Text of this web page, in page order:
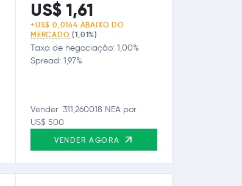
US$ 1,61
+US$ 0,0164 ABAIXO DO
MERCADO (1,01%)
Taxa de negociação: 1,00%
Spread: 1,97%
Vender 311,260018 NEA por
US$ 500
VENDER AGORA